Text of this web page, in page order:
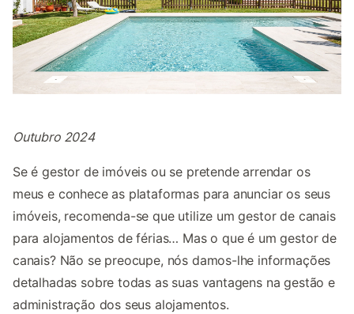
Outubro 2024
Se é gestor de imóveis ou se pretende arrendar os
meus e conhece as plataformas para anunciar os seus
imóveis, recomenda-se que utilize um gestor de canais
para alojamentos de férias… Mas o que é um gestor de
canais? Não se preocupe, nós damos-lhe informações
detalhadas sobre todas as suas vantagens na gestão e
administração dos seus alojamentos.